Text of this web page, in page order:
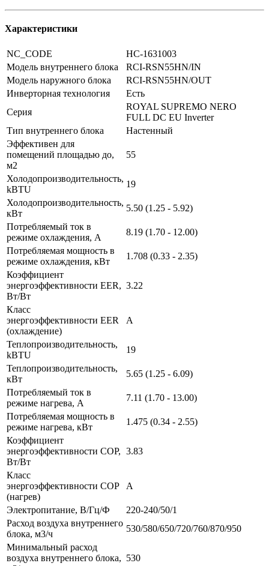
Характеристики
NC_CODE
НС-1631003
Модель внутреннего блока
RCI-RSN55HN/IN
Модель наружного блока
RCI-RSN55HN/OUT
Инверторная технология
Есть
Серия
ROYAL SUPREMO NERO
FULL DC EU Inverter
Тип внутреннего блока
Настенный
Эффективен для
помещений площадью до,
м2
55
Холодопроизводительность,
kBTU
19
Холодопроизводительность,
кВт
5.50 (1.25 - 5.92)
Потребляемый ток в
режиме охлаждения, A
8.19 (1.70 - 12.00)
Потребляемая мощность в
режиме охлаждения, кВт
1.708 (0.33 - 2.35)
Коэффициент
энергоэффективности EER,
Вт/Вт
3.22
Класс
энергоэффективности EER
(охлаждение)
A
Теплопроизводительность,
kBTU
19
Теплопроизводительность,
кВт
5.65 (1.25 - 6.09)
Потребляемый ток в
режиме нагрева, A
7.11 (1.70 - 13.00)
Потребляемая мощность в
режиме нагрева, кВт
1.475 (0.34 - 2.55)
Коэффициент
энергоэффективности COP,
Вт/Вт
3.83
Класс
энергоэффективности COP
(нагрев)
A
Электропитание, В/Гц/Ф
220-240/50/1
Расход воздуха внутреннего
блока, м3/ч
530/580/650/720/760/870/950
Минимальный расход
воздуха внутреннего блока, 530